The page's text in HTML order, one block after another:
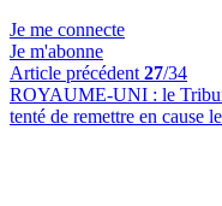
Je me connecte
Je m'abonne
Article précédent 27/34
ROYAUME-UNI : le
tenté de remettre en cause